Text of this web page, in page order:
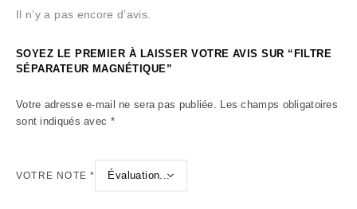
Il n’y a pas encore d’avis.
SOYEZ LE PREMIER À LAISSER VOTRE AVIS SUR “FILTRE
SÉPARATEUR MAGNÉTIQUE”
Votre adresse e-mail ne sera pas publiée. Les champs obligatoires
sont indiqués avec *
VOTRE NOTE*